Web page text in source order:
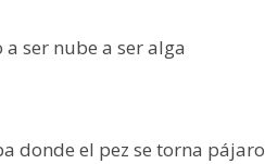
ser nube a ser alga
donde el pez se torna pájaro